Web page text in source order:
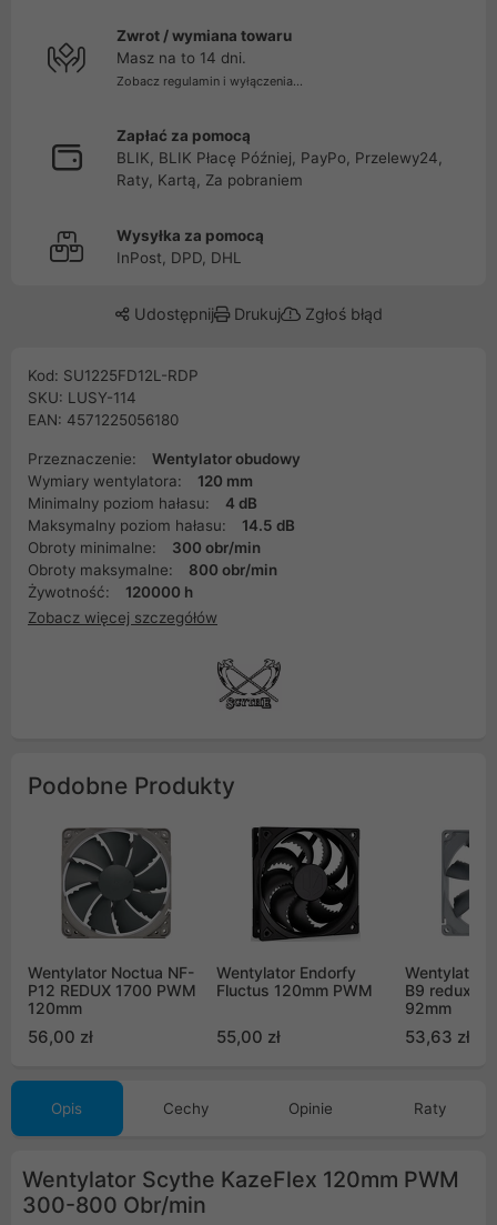
Zwrot / wymiana towaru
Masz na to 14 dni.
Zobacz regulamin i wyłączenia...
Zapłać za pomocą
BLIK, BLIK Płacę Później, PayPo, Przelewy24,
Raty, Kartą, Za pobraniem
Wysyłka za pomocą
InPost, DPD, DHL
Udostępnij Drukuj Zgłoś błąd
Kod: SU1225FD12L-RDP
SKU: LUSY-114
EAN: 4571225056180
Przeznaczenie:
Wentylator obudowy
Wymiary wentylatora:
120 mm
Minimalny poziom hałasu:
4 dB
Maksymalny poziom hałasu:
14.5 dB
Obroty minimalne:
300 obr/min
Obroty maksymalne:
800 obr/min
Żywotność:
120000 h
Zobacz więcej szczegółów
Podobne Produkty
Wentylator Noctua NF-
P12 REDUX 1700 PWM
120mm
56,00 zł
Wentylator Endorfy
Fluctus 120mm PWM
55,00 zł
Wentylator
B9 redux
92mm
53,63 zł
Opis Cechy Opinie Raty
Wentylator Scythe KazeFlex 120mm PWM
300-800 Obr/min